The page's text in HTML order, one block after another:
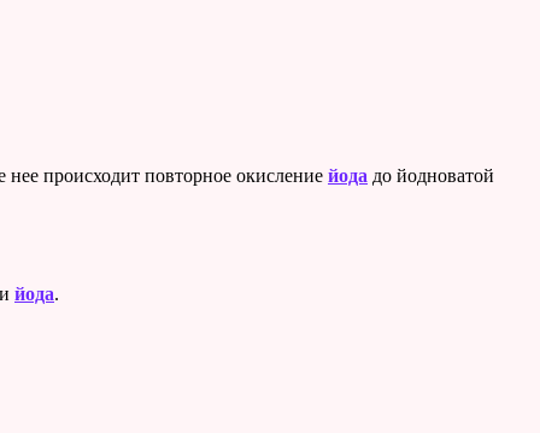
нее происходит повторное окисление йода до йодноватой
йода.